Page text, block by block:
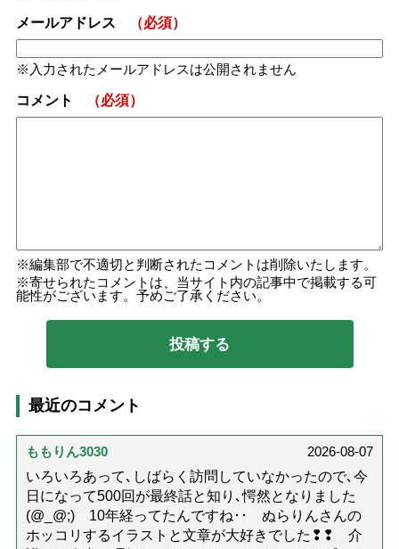
メールアドレス （必須）
入力されたメールアドレスは公開されません
コメント （必須）
編集部で不適切と判断されたコメントは削除いたします。
寄せられたコメントは、当サイト内の記事中で掲載する可
能性がございます。予めご了承ください。
最近のコメント
ももりん3030
2026-08-07
いろいろあって､しばらく訪問していなかったので､今
日になって500回が最終話と知り､愕然となりました
(@_@;) 10年経ってたんですね･･ ぬらりんさんの
ホッコリするイラストと文章が大好きでした❢❢ 介